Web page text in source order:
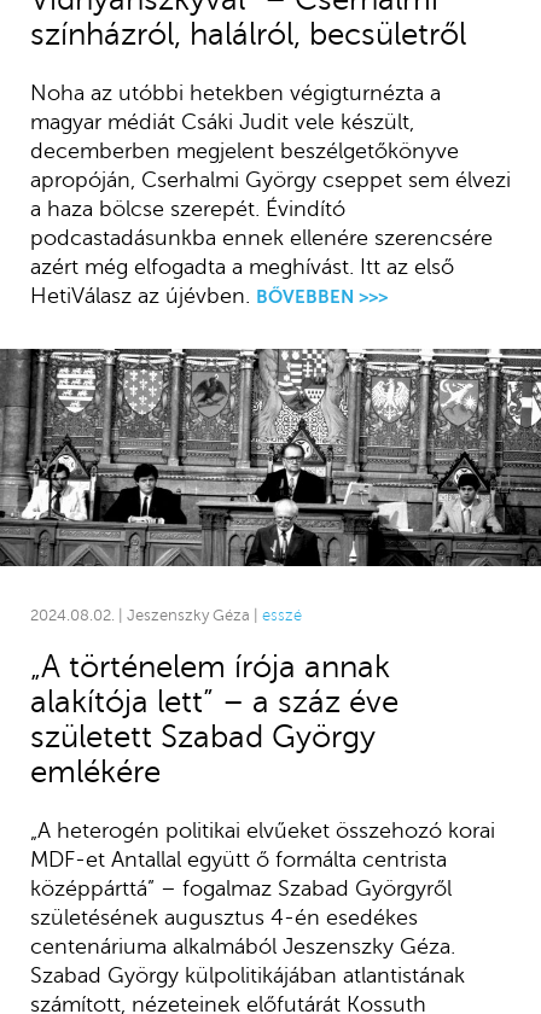
színházról, halálról, becsületről
Noha az utóbbi hetekben végigturnézta a
magyar médiát Csáki Judit vele készült,
decemberben megjelent beszélgetőkönyve
apropóján, Cserhalmi György cseppet sem élvezi
a haza bölcse szerepét. Évindító
podcastadásunkba ennek ellenére szerencsére
azért még elfogadta a meghívást. Itt az első
HetiVálasz az újévben. BŐVEBBEN >>>
2024.08.02. | Jeszenszky Géza | esszé
„A történelem írója annak
alakítója lett” – a száz éve
született Szabad György
emlékére
„A heterogén politikai elvűeket összehozó korai
MDF-et Antallal együtt ő formálta centrista
középpárttá” – fogalmaz Szabad Györgyről
születésének augusztus 4-én esedékes
centenáriuma alkalmából Jeszenszky Géza.
Szabad György külpolitikájában atlantistának
számított, nézeteinek előfutárát Kossuth